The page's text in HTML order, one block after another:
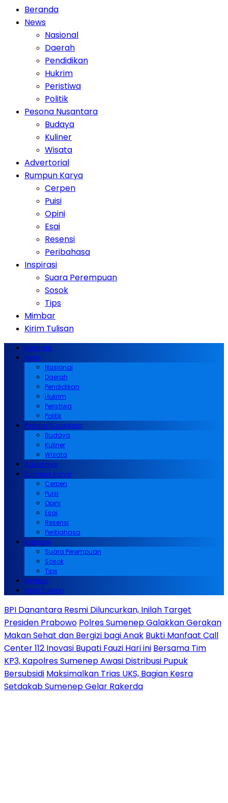
Beranda
News
Nasional
Daerah
Pendidikan
Hukrim
Peristiwa
Politik
Pesona Nusantara
Budaya
Kuliner
Wisata
Advertorial
Rumpun Karya
Cerpen
Puisi
Opini
Esai
Resensi
Peribahasa
Inspirasi
Suara Perempuan
Sosok
Tips
Mimbar
Kirim Tulisan
Beranda
News
Nasional
Daerah
Pendidikan
Hukrim
Peristiwa
Politik
Pesona Nusantara
Budaya
Kuliner
Wisata
Advertorial
Rumpun Karya
Cerpen
Puisi
Opini
Esai
Resensi
Peribahasa
Inspirasi
Suara Perempuan
Sosok
Tips
Mimbar
Kirim Tulisan
BPI Danantara Resmi Diluncurkan, Inilah Target
Presiden Prabowo Polres Sumenep Galakkan Gerakan
Makan Sehat dan Bergizi bagi Anak Bukti Manfaat Call
Center 112 Inovasi Bupati Fauzi Hari ini Bersama Tim
KP3, Kapolres Sumenep Awasi Distribusi Pupuk
Bersubsidi Maksimalkan Trias UKS, Bagian Kesra
Setdakab Sumenep Gelar Rakerda